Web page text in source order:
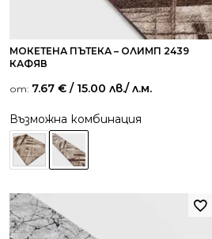
МОКЕТЕНА ПЪТЕКА – ОЛИМП 2439
КАФЯВ
от: 7.67 € / 15.00 лв./ л.м.
Възможна комбинация